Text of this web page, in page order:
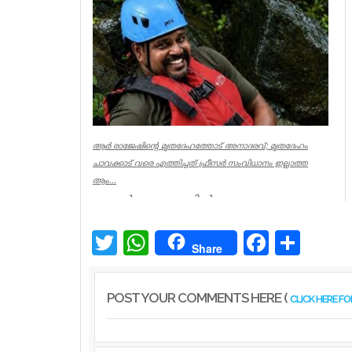
Kerala
ആര്‍ രാജേഷിന്റെ മൃതദേഹത്തോട് അനാദരവ്; മൃതദേഹം
ചാവക്കാട് വരെ എത്തിച്ചത് ഫ്രീസര്‍ സംവിധാനം ഇല്ലാത്ത
ആം...
കണ്ണൂര്‍ ചെറുപുഴയില്‍
നീന്തല്‍ പരിശീലകന്‍ ആര്‍ രാജേഷിന്റെ മ...
Latest News
Twitter WhatsAppShare Facebook
POST YOUR COMMENTS HERE ( CLICK HERE